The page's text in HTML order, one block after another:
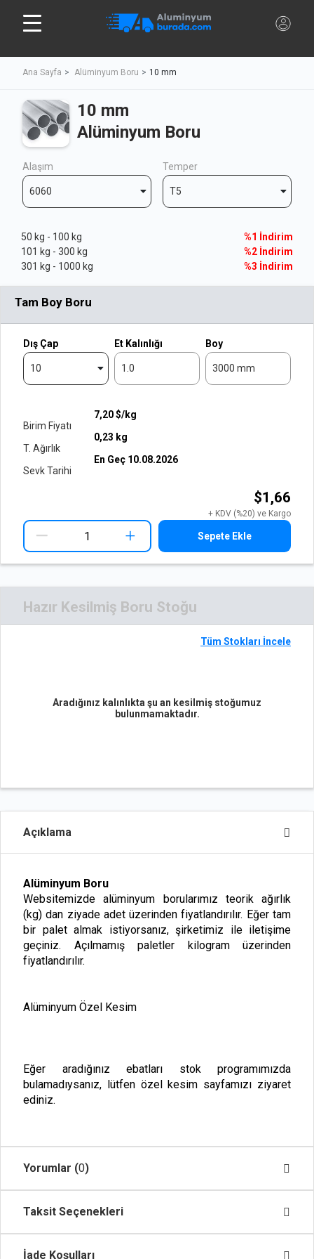
Ana Sayfa Alüminyum Boru 10 mm
10 mm
Alüminyum Boru
Alaşım
6060
Temper
T5
50 kg - 100 kg
%1 İndirim
101 kg - 300 kg
%2 İndirim
301 kg - 1000 kg
%3 İndirim
Tam Boy Boru
Dış Çap
10
Et Kalınlığı
1.0
Boy
3000 mm
$1,66
+ KDV (%20) ve Kargo
Birim Fiyatı
T. Ağırlık
Sevk Tarihi
7,20$/kg
0,23 kg
En Geç 10.08.2026
+ Sepete Ekle
Hazır Kesilmiş Boru Stoğu
Tüm Stokları İncele
Aradığınız kalınlıkta şu an kesilmiş stoğumuz
bulunmamaktadır.
Açıklama
Alüminyum Boru
Websitemizde alüminyum borularımız teorik ağırlık
(kg) dan ziyade adet üzerinden fiyatlandırılır. Eğer tam
bir palet almak istiyorsanız, şirketimiz ile iletişime
geçiniz. Açılmamış paletler kilogram üzerinden
fiyatlandırılır.
Alüminyum Özel Kesim
Eğer aradığınız ebatları stok programımızda
bulamadıysanız, lütfen özel kesim sayfamızı ziyaret
ediniz.
Yorumlar (0)
Taksit Seçenekleri
İade Koşulları